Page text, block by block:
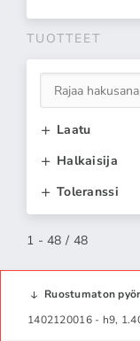
TUOTTEET
Laatu
Halkaisija
Toleranssi
1 - 48 / 48
Ruostumaton
1402120016 - h9,